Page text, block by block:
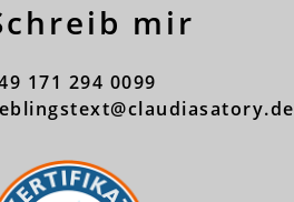
mir
171 294 0099